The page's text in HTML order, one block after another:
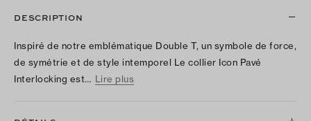
DESCRIPTION
Inspiré de notre emblématique Double T, un symbole de force,
de symétrie et de style intemporel Le collier Icon Pavé
Interlocking est… Lire plus